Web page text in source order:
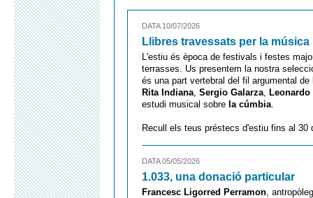
DATA 10/07/2026
Llibres travessats per la música
L'estiu és època de festivals i festes
terrasses. Us presentem la nostra
és una part vertebral del fil argumental
Rita Indiana, Sergio Galarza, Leonardo
estudi musical sobre la cúmbia.
Recull els teus préstecs d'estiu fins al 30
DATA 05/05/2026
1.033, una donació particular
Francesc Ligorred Perramon,